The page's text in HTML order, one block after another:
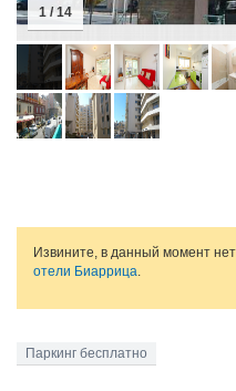
1 / 14
Извините, в данный момент
отели Биаррица.
Паркинг бесплатно